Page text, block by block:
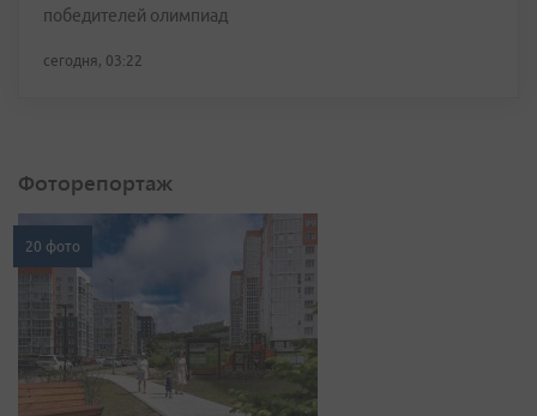
победителей олимпиад
сегодня, 03:22
Фоторепортаж
20 фото